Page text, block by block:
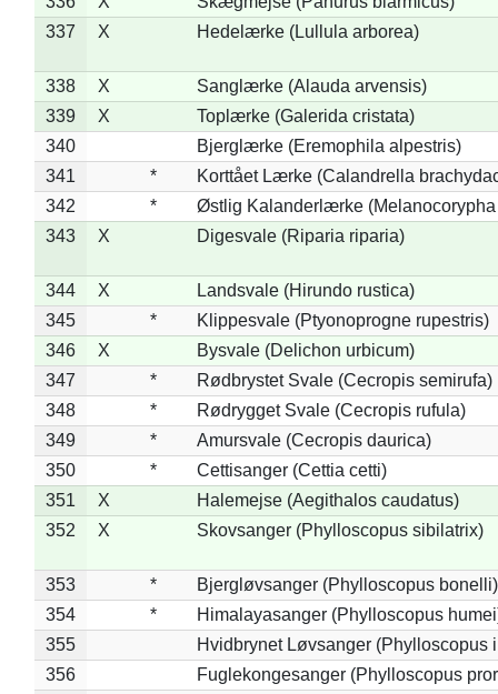
337
X Hedelærke (Lullula arborea)
338 X
Sanglærke (Alauda arvensis)
339
X
Toplærke (Galerida cristata)
340
Bjerglærke (Eremophila alpestris)
341
*
Korttået Lærke (Calandrella
342
*
Østlig Kalanderlærke (Melanocorypha
343
X Digesvale (Riparia riparia)
344 X
Landsvale (Hirundo rustica)
345
*
Klippesvale (Ptyonoprogne rupestris)
346
X
Bysvale (Delichon urbicum)
347
*
Rødbrystet Svale (Cecropis semirufa)
348
*
Rødrygget Svale (Cecropis rufula)
349
*
Amursvale (Cecropis daurica)
350
*
Cettisanger (Cettia cetti)
351
X
Halemejse (Aegithalos caudatus)
352
X Skovsanger (Phylloscopus sibilatrix)
353 *
Bjergløvsanger (Phylloscopus bonelli)
354
*
Himalayasanger (Phylloscopus
355
Hvidbrynet Løvsanger (Phylloscopus
356
Fuglekongesanger (Phylloscopus